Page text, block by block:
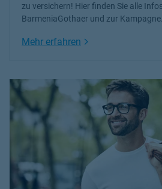
zu versichern! Hier finden Sie alle
BarmeniaGothaer und zur Kampagne.
Mehr erfahren Link Opens in New